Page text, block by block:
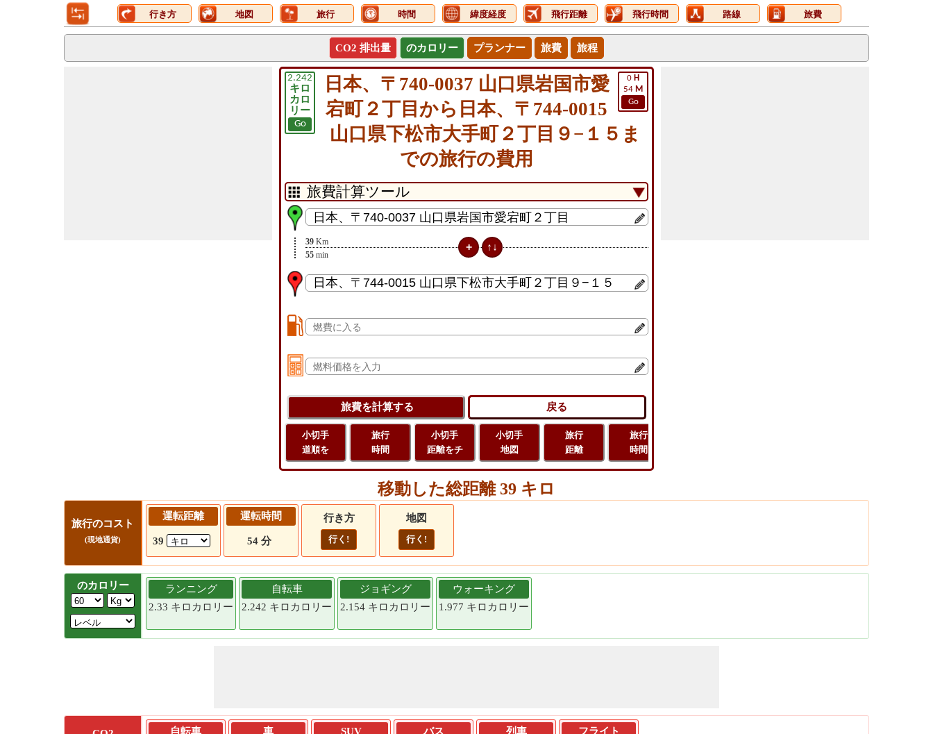
行き方 地図 旅行 時間 緯度経度 飛行距離 飛行時間 路線 旅費
CO2 排出量 のカロリー プランナー 旅費 旅程
2.242
キロ
カロ
リー
Go
0 H
54 M
Go
日本、〒740-0037 山口県岩国市愛
宕町２丁目から日本、〒744-0015
山口県下松市大手町２丁目９−１５ま
での旅行の費用
39 Km
55 min
小切手
道順を
旅行
時間
小切手
距離をチ
小切手
地図
旅行
距離
旅行
時間
移動した総距離 39 キロ
旅行のコスト
(現地通貨)
運転距離
39
運転時間
54 分
行き方
行く!
地図
行く!
のカロリー
ランニング
2.33 キロカロリー
自転車
2.242 キロカロリー
ジョギング
2.154 キロカロリー
ウォーキング
1.977 キロカロリー
自転車
車
SUV
バス
列車
フライト